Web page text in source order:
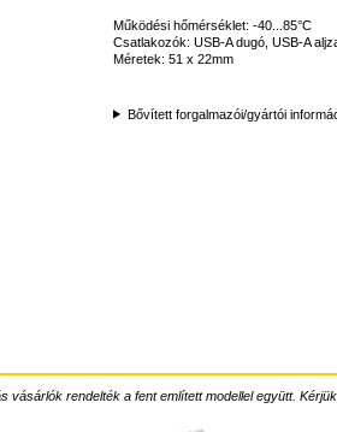
Működési hőmérséklet: -40...85°C
Csatlakozók: USB-A dugó, USB-A
Méretek: 51 x 22mm
Bővített forgalmazói/gyártói
vásárlók rendelték a fent említett modellel együtt.